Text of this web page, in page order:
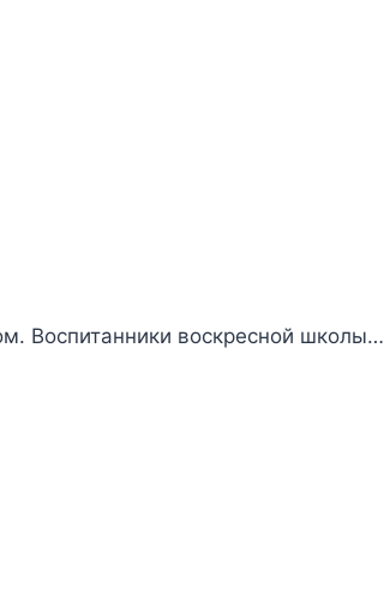
Воспитанники воскресной школы…